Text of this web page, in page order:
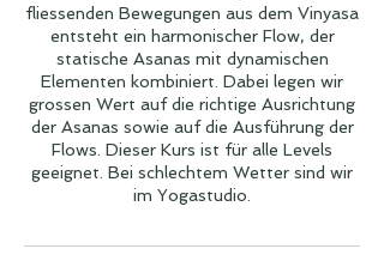
fliessenden Bewegungen aus dem Vinyasa
entsteht ein harmonischer Flow, der
statische Asanas mit dynamischen
Elementen kombiniert. Dabei legen wir
grossen Wert auf die richtige Ausrichtung
der Asanas sowie auf die Ausführung der
Flows. Dieser Kurs ist für alle Levels
geeignet. Bei schlechtem Wetter sind wir
im Yogastudio.